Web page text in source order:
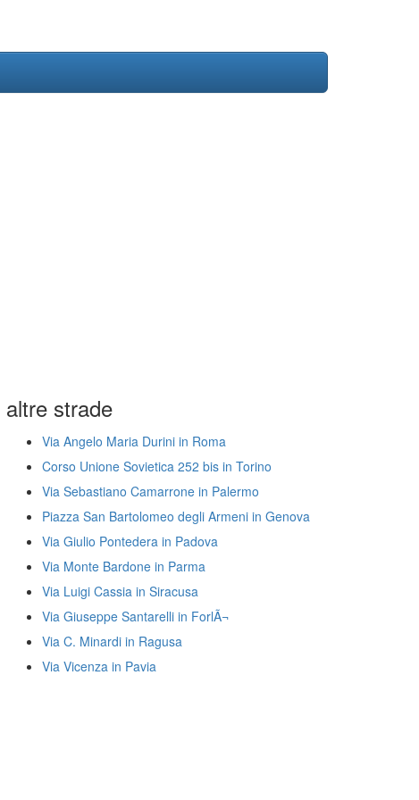
altre strade
Via Angelo Maria Durini in Roma
Corso Unione Sovietica 252 bis in Torino
Via Sebastiano Camarrone in Palermo
Piazza San Bartolomeo degli Armeni in Genova
Via Giulio Pontedera in Padova
Via Monte Bardone in Parma
Via Luigi Cassia in Siracusa
Via Giuseppe Santarelli in ForlÃ¬
Via C. Minardi in Ragusa
Via Vicenza in Pavia